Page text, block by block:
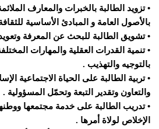
• تزويد الطالبة بالخبرات والمعارف
بالأصول العامة و المبادئ الأساسية
• تشويق الطالبة للبحث عن المعرفة
• تنمية القدرات العقلية والمهارات
بالتوجيه والتهذيب .
• تربية الطالبة على الحياة الاجتماعية
والتعاون وتقدير التبعة وتحمّل المسؤولية .
• تدريب الطالبة على خدمة مجتمعها
الإخلاص لولاة أمرها .